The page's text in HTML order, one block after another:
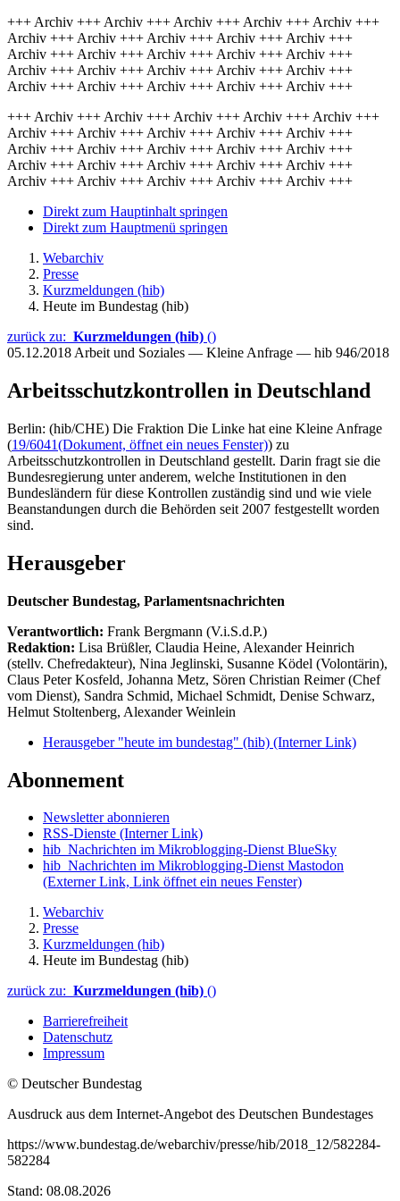
+++ Archiv +++ Archiv +++ Archiv +++ Archiv +++ Archiv +++
Archiv +++ Archiv +++ Archiv +++ Archiv +++ Archiv +++
Archiv +++ Archiv +++ Archiv +++ Archiv +++ Archiv +++
Archiv +++ Archiv +++ Archiv +++ Archiv +++ Archiv +++
Archiv +++ Archiv +++ Archiv +++ Archiv +++ Archiv +++
+++ Archiv +++ Archiv +++ Archiv +++ Archiv +++ Archiv +++
Archiv +++ Archiv +++ Archiv +++ Archiv +++ Archiv +++
Archiv +++ Archiv +++ Archiv +++ Archiv +++ Archiv +++
Archiv +++ Archiv +++ Archiv +++ Archiv +++ Archiv +++
Archiv +++ Archiv +++ Archiv +++ Archiv +++ Archiv +++
Direkt zum Hauptinhalt springen
Direkt zum Hauptmenü springen
Webarchiv
Presse
Kurzmeldungen (hib)
Heute im Bundestag (hib)
zurück zu: Kurzmeldungen (hib) ()
05.12.2018 Arbeit und Soziales — Kleine Anfrage — hib 946/2018
Arbeitsschutzkontrollen in Deutschland
Berlin: (hib/CHE) Die Fraktion Die Linke hat eine Kleine Anfrage
(19/6041(Dokument, öffnet ein neues Fenster)) zu
Arbeitsschutzkontrollen in Deutschland gestellt. Darin fragt sie die
Bundesregierung unter anderem, welche Institutionen in den
Bundesländern für diese Kontrollen zuständig sind und wie viele
Beanstandungen durch die Behörden seit 2007 festgestellt worden
sind.
Herausgeber
Deutscher Bundestag, Parlamentsnachrichten
Verantwortlich: Frank Bergmann (V.i.S.d.P.)
Redaktion: Lisa Brüßler, Claudia Heine, Alexander Heinrich
(stellv. Chefredakteur), Nina Jeglinski, Susanne Ködel (Volontärin),
Claus Peter Kosfeld, Johanna Metz, Sören Christian Reimer (Chef
vom Dienst), Sandra Schmid, Michael Schmidt, Denise Schwarz,
Helmut Stoltenberg, Alexander Weinlein
Herausgeber "heute im bundestag" (hib) (Interner Link)
Abonnement
Newsletter abonnieren
RSS-Dienste (Interner Link)
hib_Nachrichten im Mikroblogging-Dienst BlueSky
hib_Nachrichten im Mikroblogging-Dienst Mastodon
(Externer Link, Link öffnet ein neues Fenster)
Webarchiv
Presse
Kurzmeldungen (hib)
Heute im Bundestag (hib)
zurück zu: Kurzmeldungen (hib) ()
Barrierefreiheit
Datenschutz
Impressum
© Deutscher Bundestag
Ausdruck aus dem Internet-Angebot des Deutschen Bundestages
https://www.bundestag.de/webarchiv/presse/hib/2018_12/582284-
582284
Stand: 08.08.2026